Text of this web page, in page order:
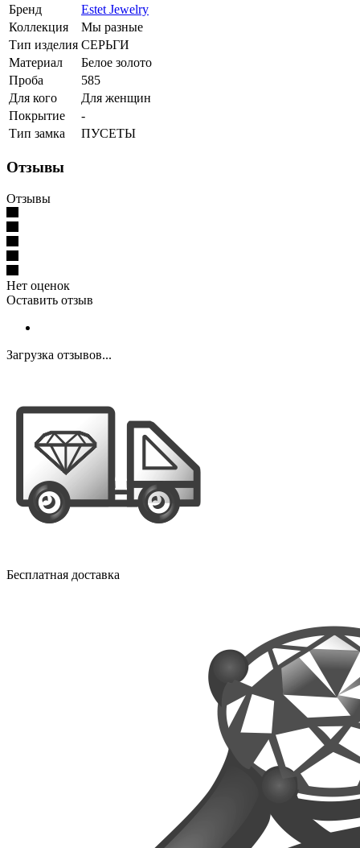
Бренд
Estet Jewelry
Коллекция
Мы разные
Тип изделия СЕРЬГИ
Материал
Белое золото
Проба
585
Для кого
Для женщин
Покрытие
-
Тип замка
ПУСЕТЫ
Отзывы
Отзывы
Нет оценок
Оставить отзыв
Загрузка отзывов...
Бесплатная доставка